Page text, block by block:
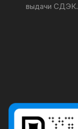
выдачи СДЭК.